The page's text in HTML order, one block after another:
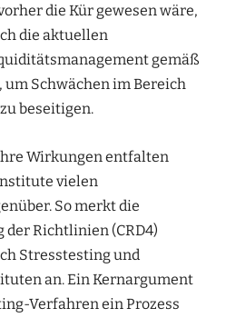
die Kür gewesen wäre,
die aktuellen
gemäß
Schwächen im Bereich
beseitigen.
Wirkungen entfalten
vielen
So merkt die
Richtlinien (CRD4)
Stresstesting und
an. Ein Kernargument
Verfahren ein Prozess